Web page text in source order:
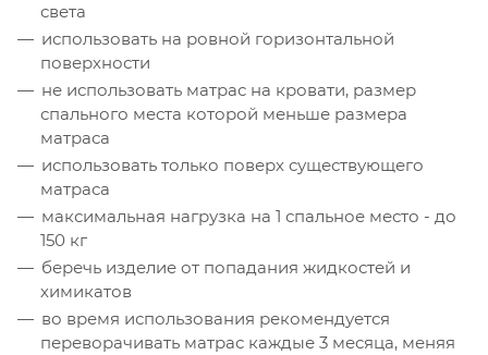
света
использовать на ровной горизонтальной
поверхности
не использовать матрас на кровати, размер
спального места которой меньше размера
матраса
использовать только поверх существующего
матраса
максимальная нагрузка на 1 спальное место - до
150 кг
беречь изделие от попадания жидкостей и
химикатов
во время использования рекомендуется
переворачивать матрас каждые 3 месяца, меняя